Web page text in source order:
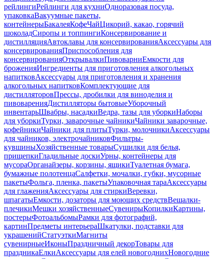
рейлингиРейлинги для кухниОдноразовая посуда,
упаковкаВакуумные пакеты,
контейнерыБакалеяКофеЧайЦикорий, какао, горячий
шоколадСиропы и топпингиКонсервирование и
дистилляцияАвтоклавы для консервированияАксессуары для
консервированияПриспособления для
консервированияОткрывалкиПивоварниЕмкости для
броженияИнгредиенты для приготовления алкогольных
напитковАксессуары для приготовления и хранения
алкогольных напитковКомплектующие для
дистилляторовПрессы, дробилки для виноделия и
пивоваренияДистилляторы бытовыеУборочный
инвентарьШвабры, насадкиВедра, тазы для уборкиНаборы
для уборкиТурки, заварочные чайникиЧайники заварочные,
кофейникиЧайники для плитыТурки, молочникиАксессуары
для чайников, электрочайниковФильтры-
кувшиныХозяйственные товарыСушилки для белья,
прищепкиГладильные доскиУрны, контейнеры для
мусораОрганайзеры, корзины, ящикиТуалетная бумага,
бумажные полотенцаСалфетки, мочалки, губки, мусорные
пакетыФольга, пленка, пакетыУпаковочная тараАксессуары
для глаженияАксессуары для стиркиВеревки,
шпагатыЕмкости, дозаторы для моющих средствВешалки-
плечикиМешки хозяйственныеСувенирыКопилкиКартины,
постерыФотоальбомыРамки для фотографий,
картинПредметы интерьераШкатулки, подставки для
украшенийСтатуэткиМагниты
сувенирныеИконыПраздничный декорТовары для
праздникаЕлкиАксессуары для елей новогоднихНовогодние